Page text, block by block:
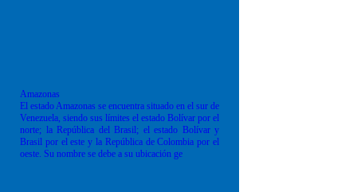
Amazonas
El estado Amazonas se encuentra situado en el sur de
Venezuela, siendo sus límites el estado Bolívar por el
norte; la República del Brasil; el estado Bolívar y
Brasil por el este y la República de Colombia por el
oeste. Su nombre se debe a su ubicación ge